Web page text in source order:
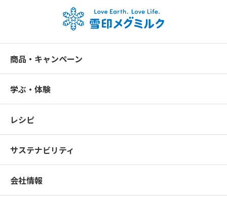
商品・キャンペーン
学ぶ・体験
レシピ
サステナビリティ
会社情報